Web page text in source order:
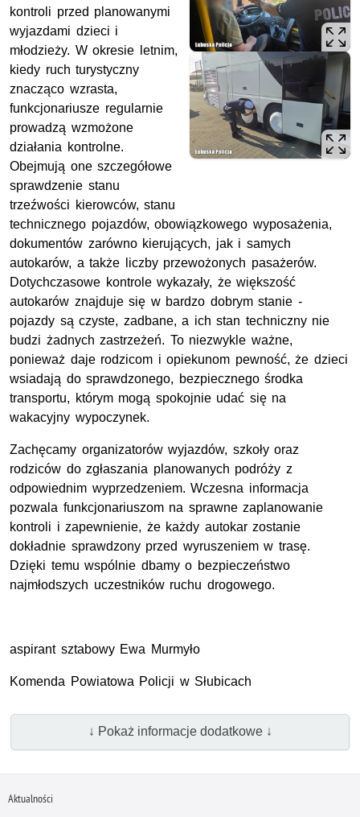
kontroli przed planowanymi
wyjazdami dzieci i
młodzieży. W okresie letnim,
kiedy ruch turystyczny
znacząco wzrasta,
funkcjonariusze regularnie
prowadzą wzmożone
działania kontrolne.
Obejmują one szczegółowe
sprawdzenie stanu
trzeźwości kierowców, stanu
technicznego pojazdów, obowiązkowego wyposażenia,
dokumentów zarówno kierujących, jak i samych
autokarów, a także liczby przewożonych pasażerów.
Dotychczasowe kontrole wykazały, że większość
autokarów znajduje się w bardzo dobrym stanie -
pojazdy są czyste, zadbane, a ich stan techniczny nie
budzi żadnych zastrzeżeń. To niezwykle ważne,
ponieważ daje rodzicom i opiekunom pewność, że dzieci
wsiadają do sprawdzonego, bezpiecznego środka
transportu, którym mogą spokojnie udać się na
wakacyjny wypoczynek.
Zachęcamy organizatorów wyjazdów, szkoły oraz
rodziców do zgłaszania planowanych podróży z
odpowiednim wyprzedzeniem. Wczesna informacja
pozwala funkcjonariuszom na sprawne zaplanowanie
kontroli i zapewnienie, że każdy autokar zostanie
dokładnie sprawdzony przed wyruszeniem w trasę.
Dzięki temu wspólnie dbamy o bezpieczeństwo
najmłodszych uczestników ruchu drogowego.
aspirant sztabowy Ewa Murmyło
Komenda Powiatowa Policji w Słubicach
↓ Pokaż informacje dodatkowe ↓
Aktualności